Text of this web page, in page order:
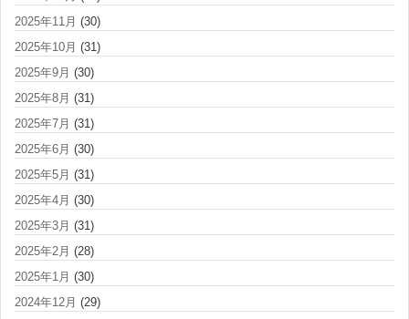
2025年11月 (30)
2025年10月 (31)
2025年9月 (30)
2025年8月 (31)
2025年7月 (31)
2025年6月 (30)
2025年5月 (31)
2025年4月 (30)
2025年3月 (31)
2025年2月 (28)
2025年1月 (30)
2024年12月 (29)